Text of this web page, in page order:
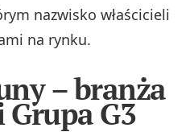
nazwisko właścicieli
na rynku.
– branża
G3